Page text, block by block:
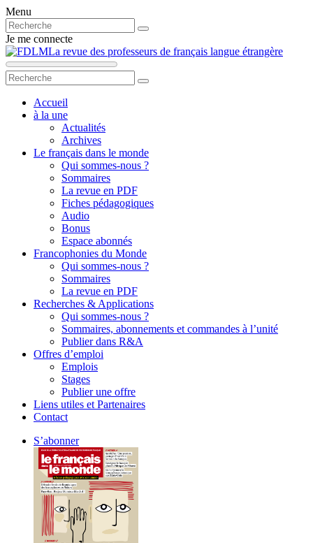
Menu
Je me connecte
La revue des professeurs de français langue étrangère
Accueil
à la une
Actualités
Archives
Le français dans le monde
Qui sommes-nous ?
Sommaires
La revue en PDF
Fiches pédagogiques
Audio
Bonus
Espace abonnés
Francophonies du Monde
Qui sommes-nous ?
Sommaires
La revue en PDF
Recherches & Applications
Qui sommes-nous ?
Sommaires, abonnements et commandes à l’unité
Publier dans R&A
Offres d’emploi
Emplois
Stages
Publier une offre
Liens utiles et Partenaires
Contact
S’abonner